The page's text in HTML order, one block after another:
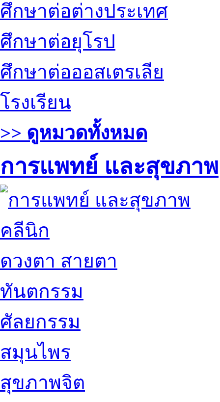
ศึกษาต่อต่างประเทศ
ศึกษาต่อยุโรป
ศึกษาต่อออสเตรเลีย
โรงเรียน
>> ดูหมวดทั้งหมด
การแพทย์ และสุขภาพ
คลีนิก
ดวงตา สายตา
ทันตกรรม
ศัลยกรรม
สมุนไพร
สุขภาพจิต